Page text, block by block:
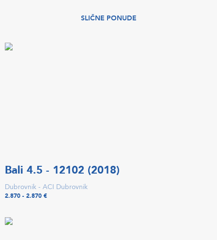
SLIČNE PONUDE
Bali 4.5 - 12102 (2018)
Dubrovnik - ACI Dubrovnik
2.870 - 2.870 €